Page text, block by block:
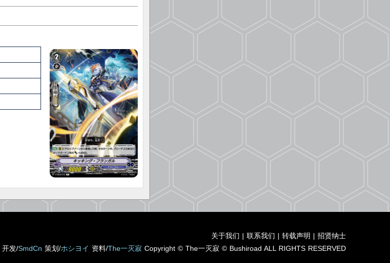
关于我们 | 联系我们 | 转载声明 | 招贤纳士
开发/SmdCn 策划/ホシヨイ 资料/The一灭寂 Copyright © The一灭寂 © Bushiroad ALL RIGHTS RESERVED